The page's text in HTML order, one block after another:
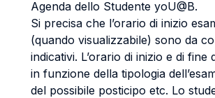
Agenda dello Studente yoU@B.
Si precisa che l’orario di inizio
(quando visualizzabile) sono da
indicativi. L’orario di inizio e di
in funzione della tipologia
del possibile posticipo etc. Lo